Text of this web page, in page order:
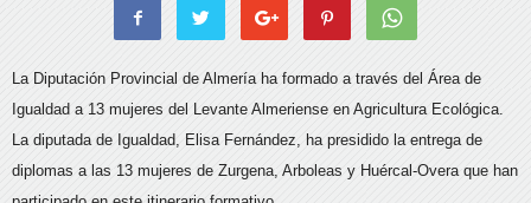
La Diputación Provincial de Almería ha formado a través del Área de
Igualdad a 13 mujeres del Levante Almeriense en Agricultura Ecológica.
La diputada de Igualdad, Elisa Fernández, ha presidido la entrega de
diplomas a las 13 mujeres de Zurgena, Arboleas y Huércal-Overa que han